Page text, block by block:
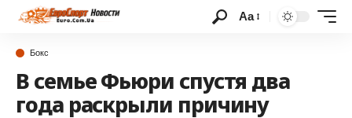
Аа
Бокс
В семье Фьюри спустя два
года раскрыли причину